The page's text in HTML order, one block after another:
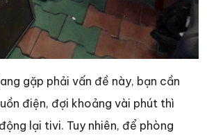
gặp phải vấn đề này, bạn cần
điện, đợi khoảng vài phút thì
lại tivi. Tuy nhiên, để phòng